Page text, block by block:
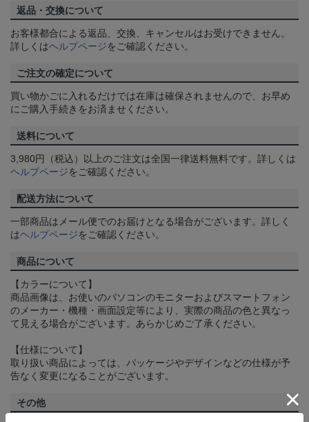
返品・交換について
お客様都合による返品、交換、キャンセルはお受けできません。
詳しくはヘルプページをご確認ください。
ご注文の確定について
買い物かごに入れるだけでは在庫は確保されませんので、お早め
にご購入手続きをお済ませください。
送料について
3,980円（税込）以上のご注文は全国一律送料無料です。詳しくは
ヘルプページをご確認ください。
配送方法について
一部商品はメール便でのお届けとなる場合がございます。詳しく
はヘルプページをご確認ください。
商品について
【カラーについて】
商品画像は、お使いのパソコンのモニターおよびスマートフォン
のメーカー・機種・画面設定等により、実際の商品の色と異なっ
て見える場合がございます。あらかじめご了承ください。
【仕様について】
取り扱い商品によっては、パッケージやデザインなどの仕様が予
告なく変更になることがございます。
その他